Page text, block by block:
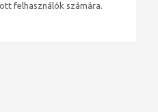
felhasználók számára.